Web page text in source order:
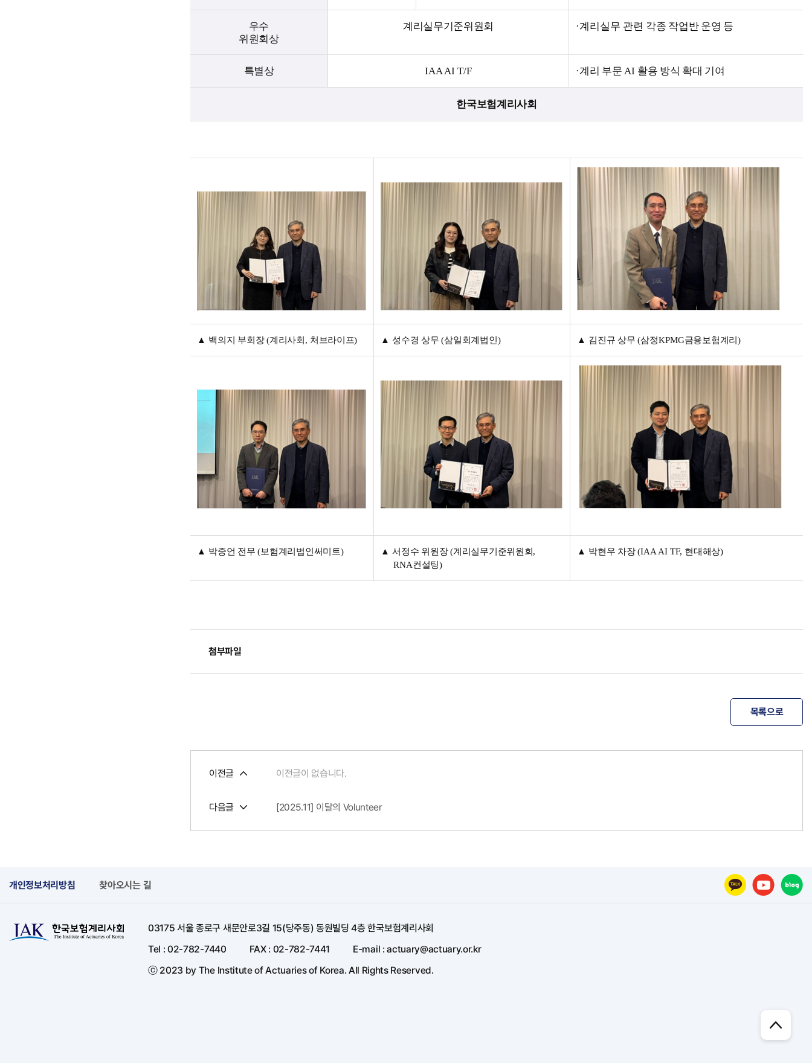
우수
위원회상
계리실무기준위원회 ·계리실무 관련 각종 작업반 운영 등
특별상 IAA AI T/F ·계리 부문AI 활용 방식 확대 기여
한국보험계리사회
▲ 백의지 부회장(계리사회 , 처브라이프) ▲ 성수경 상무(삼일회계법인 ) ▲ 김진규 상무(삼정KPMG금융보험계리 )
▲ 박중언 전무(보험계리법인써미트) ▲서정수 위원장(계리실무기준위원회 ,
RNA컨설팅)
▲ 박현우 차장(IAA AI TF, 현대해상)
첨부파일
목록으로
이전글 이전글이 없습니다.
다음글 [2025.11] 이달의 Volunteer
개인정보처리방침 찾아오시는 길
03175 서울 종로구 새문안로3길 15(당주동) 동원빌딩 4층 한국보험계리사회
Tel : 02-782-7440
FAX : 02-782-7441
E-mail : actuary@actuary.or.kr
ⓒ 2023 by The Institute of Actuaries of Korea. All Rights Reserved.